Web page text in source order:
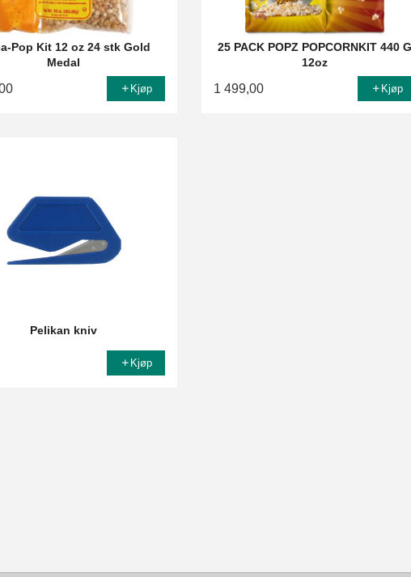
Pop Kit 12 oz 24 stk Gold
Medal
Kjøp
25 PACK POPZ POPCORNKIT 440 G
12oz
1 499,00 Kjøp
Pelikan kniv
Kjøp